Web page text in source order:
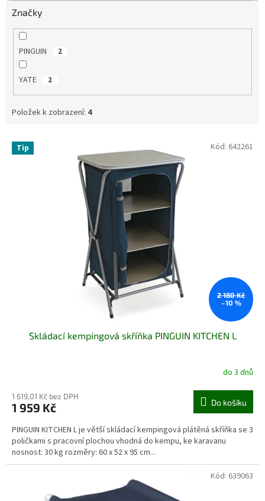
Značky
PINGUIN 2
YATE 2
Položek k zobrazení: 4
V Tip
2 180 Kč
–10 %
Skládací kempingová skříňka PINGUIN KITCHEN L
do 3 dnů
1 619,01 Kč bez DPH
1 959 Kč Do košíku
PINGUIN KITCHEN L je větší skládací kempingová plátěná skříňka se 3
poličkami s pracovní plochou vhodná do kempu, ke karavanu
nosnost: 30 kg rozměry: 60 x 52 x 95 cm...
Kód: 642261
Kód: 639063